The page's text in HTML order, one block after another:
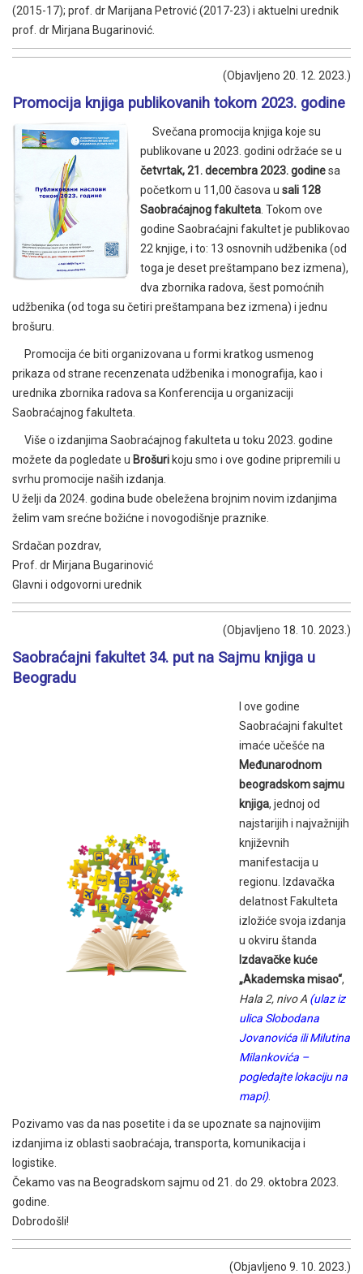
(2015-17); prof. dr Marijana Petrović (2017-23) i aktuelni urednik
prof. dr Mirjana Bugarinović.
(Objavljeno 20. 12. 2023.)
Promocija knjiga publikovanih tokom 2023. godine
Svečana promocija knjiga koje su
publikovane u 2023. godini održaće se u
četvrtak, 21. decembra 2023. godinesa
početkom u 11,00 časova u sali 128
Saobraćajnog fakulteta . Tokom ove
godine Saobraćajni fakultet je publikovao
22 knjige, i to: 13 osnovnih udžbenika (od
toga je deset preštampano bez izmena),
dva zbornika radova, šest pomoćnih
udžbenika (od toga su četiri preštampana bez izmena) i jednu
brošuru.
Promocija će biti organizovana u formi kratkog usmenog
prikaza od strane recenzenata udžbenika i monografija, kao i
urednika zbornika radova sa Konferencija u organizaciji
Saobraćajnog fakulteta.
Više o izdanjima Saobraćajnog fakulteta u toku 2023. godine
možete da pogledate u Brošuri koju smo i ove godine pripremili u
svrhu promocije naših izdanja.
U želji da 2024. godina bude obeležena brojnim novim izdanjima
želim vam srećne božićne i novogodišnje praznike.
Srdačan pozdrav,
Prof. dr Mirjana Bugarinović
Glavni i odgovorni urednik
(Objavljeno 18. 10. 2023.)
Saobraćajni fakultet 34. put na Sajmu knjiga u
Beogradu
I ove godine
Saobraćajni fakultet
imaće učešće na
Međunarodnom
beogradskom sajmu
knjiga, jednoj od
najstarijih i najvažnijih
književnih
manifestacija u
regionu. Izdavačka
delatnost Fakulteta
izložiće svoja izdanja
u okviru štanda
Izdavačke kuće
„Akademska misao“,
Hala 2, nivo A (ulaz iz
ulica Slobodana
Jovanovića ili Milutina
Milankovića –
pogledajte lokaciju na
mapi).
Pozivamo vas da nas posetite i da se upoznate sa najnovijim
izdanjima iz oblasti saobraćaja, transporta, komunikacija i
logistike.
Čekamo vas na Beogradskom sajmu od 21. do 29. oktobra 2023.
godine.
Dobrodošli!
(Objavljeno 9. 10. 2023.)